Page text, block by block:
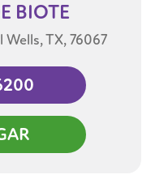
BIOTE
TX, 76067